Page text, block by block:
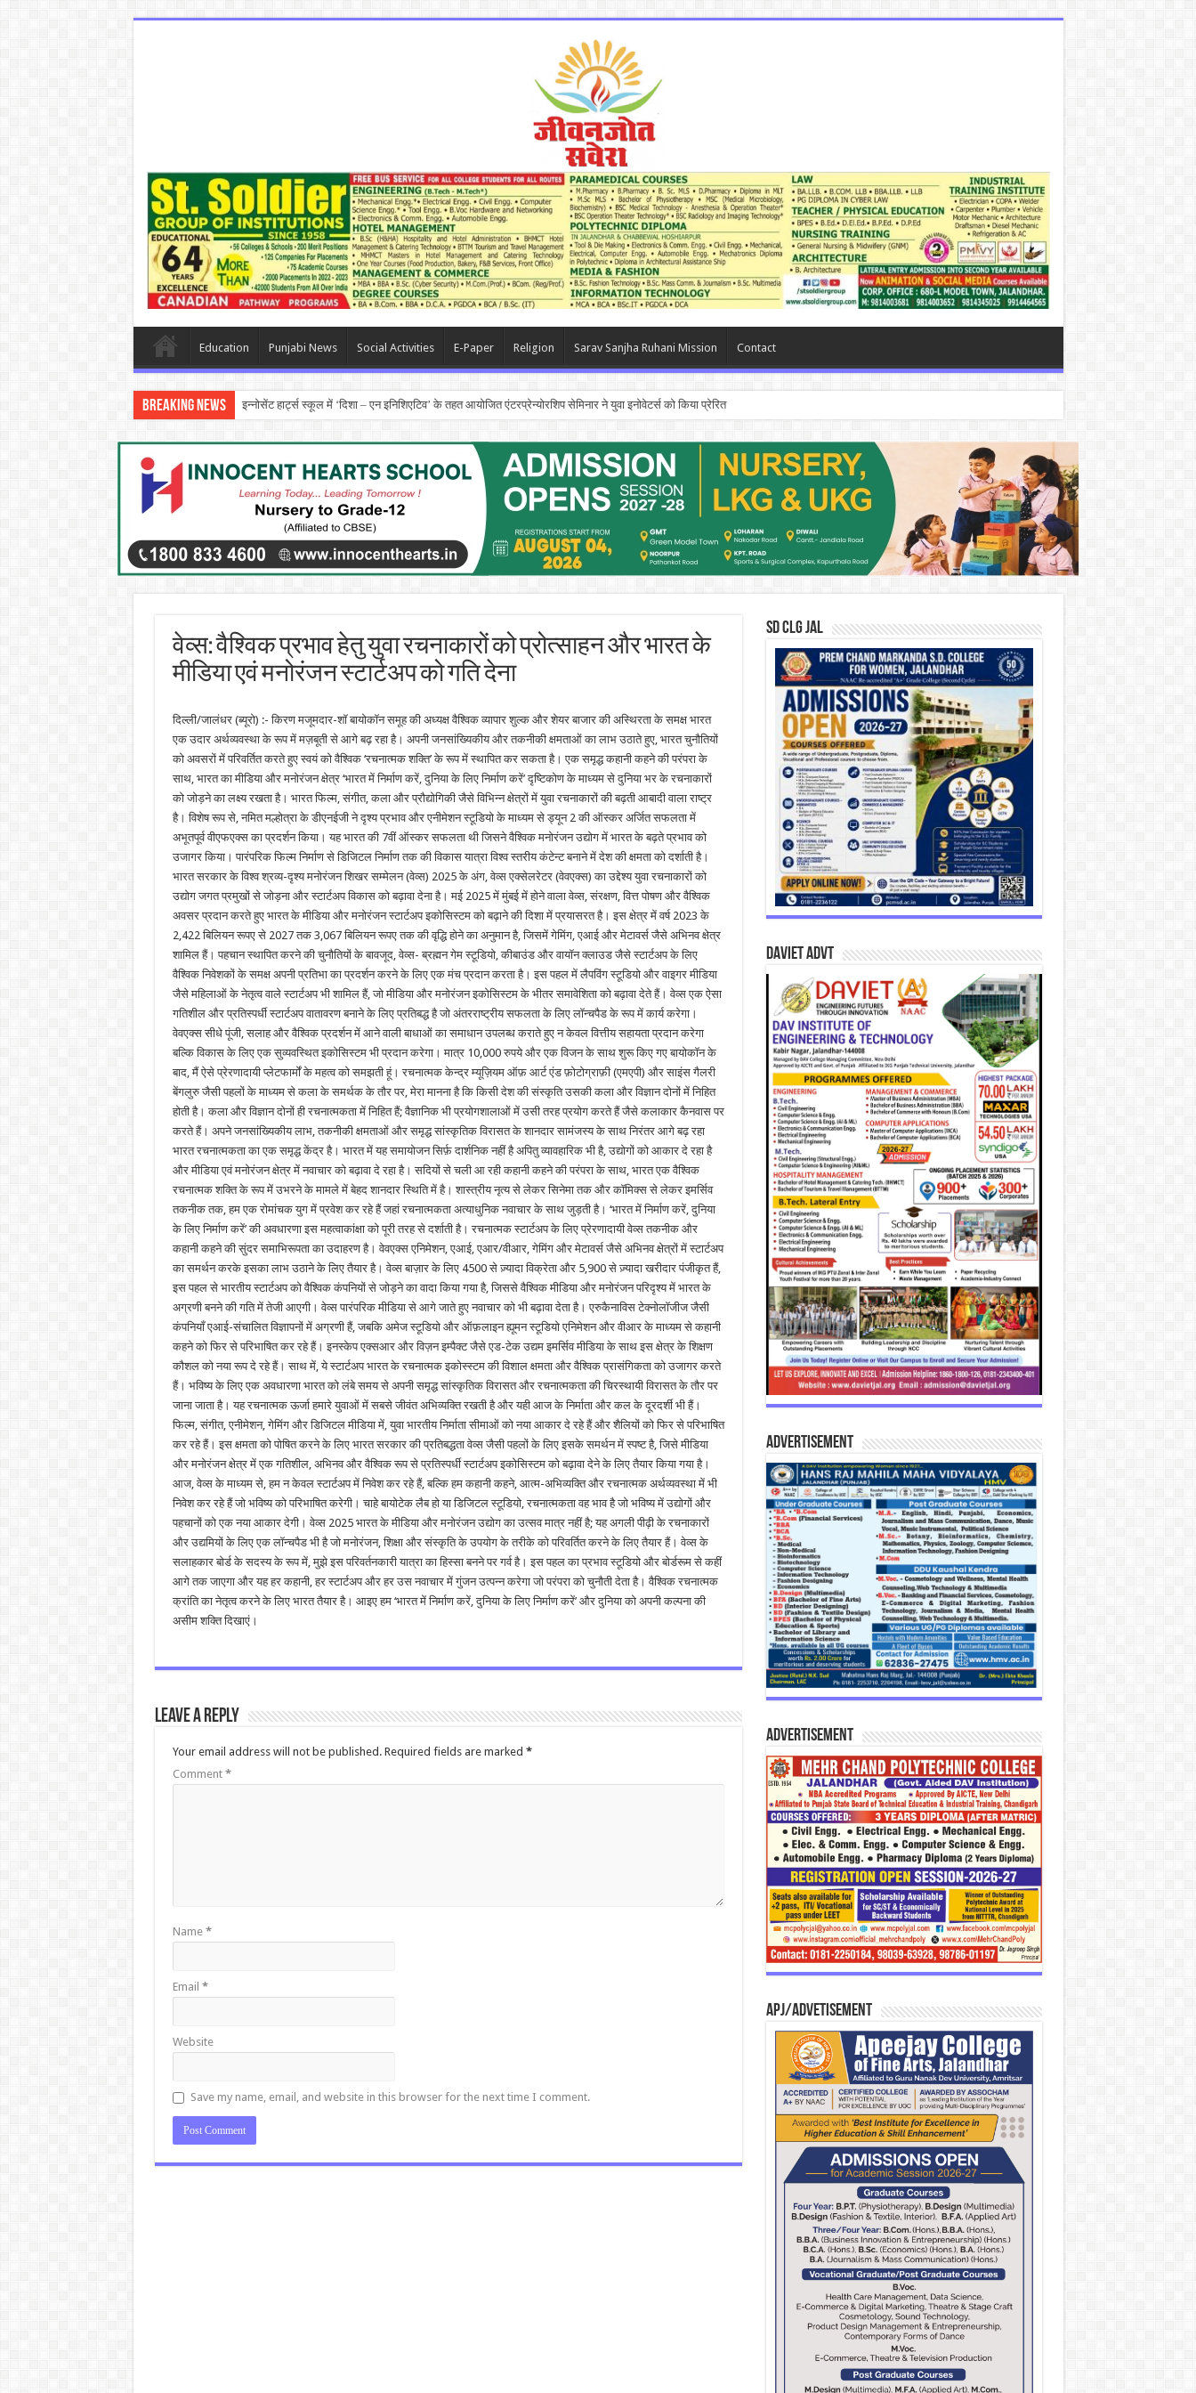
Education Punjabi News Social Activities E-Paper Religion Sarav Sanjha Ruhani Mission Contact
Breaking News इन्नोसेंट हार्ट्स स्कूल में ‘दिशा – एन इनिशिएटिव’ के तहत आयोजित एंटरप्रेन्योरशिप सेमिनार ने युवा इनोवेटर्स को किया प्रेरित
प्रो. (डॉ.) यादविंदर सिंह बराड़ ने आई.के. गुजराल पंजाब टेक्निकल यूनिवर्सिटी के वाइस-चांसलर का पदभार संभाला
वेव्स: वैश्विक प्रभाव हेतु युवा रचनाकारों को प्रोत्साहन और भारत के
मीडिया एवं मनोरंजन स्टार्टअप को गति देना
दिल्ली/जालंधर (ब्यूरो) :- किरण मजूमदार-शॉ बायोकॉन समूह की अध्यक्ष वैश्विक व्यापार शुल्क और शेयर बाजार की अस्थिरता के समक्ष भारत
एक उदार अर्थव्यवस्था के रूप में मज़बूती से आगे बढ़ रहा है। अपनी जनसांख्यिकीय और तकनीकी क्षमताओं का लाभ उठाते हुए, भारत चुनौतियों
को अवसरों में परिवर्तित करते हुए स्वयं को वैश्विक ‘रचनात्मक शक्ति’ के रूप में स्थापित कर सकता है। एक समृद्ध कहानी कहने की परंपरा के
साथ, भारत का मीडिया और मनोरंजन क्षेत्र ‘भारत में निर्माण करें, दुनिया के लिए निर्माण करें’ दृष्टिकोण के माध्यम से दुनिया भर के रचनाकारों
को जोड़ने का लक्ष्य रखता है। भारत फिल्म, संगीत, कला और प्रौद्योगिकी जैसे विभिन्न क्षेत्रों में युवा रचनाकारों की बढ़ती आबादी वाला राष्ट्र
है। विशेष रूप से, नमित मल्होत्रा के डीएनईजी ने दृश्य प्रभाव और एनीमेशन स्टूडियो के माध्यम से ड्यून 2 की ऑस्कर अर्जित सफलता में
अभूतपूर्व वीएफएक्स का प्रदर्शन किया। यह भारत की 7वीं ऑस्कर सफलता थी जिसने वैश्विक मनोरंजन उद्योग में भारत के बढ़ते प्रभाव को
उजागर किया। पारंपरिक फिल्म निर्माण से डिजिटल निर्माण तक की विकास यात्रा विश्व स्तरीय कंटेन्ट बनाने में देश की क्षमता को दर्शाती है।
भारत सरकार के विश्व श्रव्य-दृश्य मनोरंजन शिखर सम्मेलन (वेव्स) 2025 के अंग, वेव्स एक्सेलरेटर (वेवएक्स) का उद्देश्य युवा रचनाकारों को
उद्योग जगत प्रमुखों से जोड़ना और स्टार्टअप विकास को बढ़ावा देना है। मई 2025 में मुंबई में होने वाला वेव्स, संरक्षण, वित्त पोषण और वैश्विक
अवसर प्रदान करते हुए भारत के मीडिया और मनोरंजन स्टार्टअप इकोसिस्टम को बढ़ाने की दिशा में प्रयासरत है। इस क्षेत्र में वर्ष 2023 के
2,422 बिलियन रूपए से 2027 तक 3,067 बिलियन रूपए तक की वृद्धि होने का अनुमान है, जिसमें गेमिंग, एआई और मेटावर्स जैसे अभिनव क्षेत्र
शामिल हैं। पहचान स्थापित करने की चुनौतियों के बावजूद, वेव्स- ब्रह्मन गेम स्टूडियो, कीबाउंड और वायॉन क्लाउड जैसे स्टार्टअप के लिए
वैश्विक निवेशकों के समक्ष अपनी प्रतिभा का प्रदर्शन करने के लिए एक मंच प्रदान करता है। इस पहल में लैपविंग स्टूडियो और वाइगर मीडिया
जैसे महिलाओं के नेतृत्व वाले स्टार्टअप भी शामिल हैं, जो मीडिया और मनोरंजन इकोसिस्टम के भीतर समावेशिता को बढ़ावा देते हैं। वेव्स एक ऐसा
गतिशील और प्रतिस्पर्धी स्टार्टअप वातावरण बनाने के लिए प्रतिबद्ध है जो अंतरराष्ट्रीय सफलता के लिए लॉन्चपैड के रूप में कार्य करेगा।
वेवएक्स सीधे पूंजी, सलाह और वैश्विक प्रदर्शन में आने वाली बाधाओं का समाधान उपलब्ध कराते हुए न केवल वित्तीय सहायता प्रदान करेगा
बल्कि विकास के लिए एक सुव्यवस्थित इकोसिस्टम भी प्रदान करेगा। मात्र 10,000 रुपये और एक विजन के साथ शुरू किए गए बायोकॉन के
बाद, मैं ऐसे प्रेरणादायी प्लेटफार्मों के महत्व को समझती हूं। रचनात्मक केन्द्र म्यूज़ियम ऑफ़ आर्ट एंड फ़ोटोग्राफ़ी (एमएपी) और साइंस गैलरी
बेंगलुरु जैसी पहलों के माध्यम से कला के समर्थक के तौर पर, मेरा मानना है कि किसी देश की संस्कृति उसकी कला और विज्ञान दोनों में निहित
होती है। कला और विज्ञान दोनों ही रचनात्मकता में निहित हैं; वैज्ञानिक भी प्रयोगशालाओं में उसी तरह प्रयोग करते हैं जैसे कलाकार कैनवास पर
करते हैं। अपने जनसांख्यिकीय लाभ, तकनीकी क्षमताओं और समृद्ध सांस्कृतिक विरासत के शानदार सामंजस्य के साथ निरंतर आगे बढ़ रहा
भारत रचनात्मकता का एक समृद्ध केंद्र है। भारत में यह समायोजन सिर्फ़ दार्शनिक नहीं है अपितु व्यावहारिक भी है, उद्योगों को आकार दे रहा है
और मीडिया एवं मनोरंजन क्षेत्र में नवाचार को बढ़ावा दे रहा है। सदियों से चली आ रही कहानी कहने की परंपरा के साथ, भारत एक वैश्विक
रचनात्मक शक्ति के रूप में उभरने के मामले में बेहद शानदार स्थिति में है। शास्त्रीय नृत्य से लेकर सिनेमा तक और कॉमिक्स से लेकर इमर्सिव
तकनीक तक, हम एक रोमांचक युग में प्रवेश कर रहे हैं जहां रचनात्मकता अत्याधुनिक नवाचार के साथ जुड़ती है। ‘भारत में निर्माण करें, दुनिया
के लिए निर्माण करें’ की अवधारणा इस महत्वाकांक्षा को पूरी तरह से दर्शाती है। रचनात्मक स्टार्टअप के लिए प्रेरणादायी वेव्स तकनीक और
कहानी कहने की सुंदर समाभिरूपता का उदाहरण है। वेवएक्स एनिमेशन, एआई, एआर/वीआर, गेमिंग और मेटावर्स जैसे अभिनव क्षेत्रों में स्टार्टअप
का समर्थन करके इसका लाभ उठाने के लिए तैयार है। वेव्स बाज़ार के लिए 4500 से ज़्यादा विक्रेता और 5,900 से ज़्यादा खरीदार पंजीकृत हैं,
इस पहल से भारतीय स्टार्टअप को वैश्विक कंपनियों से जोड़ने का वादा किया गया है, जिससे वैश्विक मीडिया और मनोरंजन परिदृश्य में भारत के
अग्रणी बनने की गति में तेजी आएगी। वेव्स पारंपरिक मीडिया से आगे जाते हुए नवाचार को भी बढ़ावा देता है। एरुकैनाविस टेक्नोलॉजीज जैसी
कंपनियाँ एआई-संचालित विज्ञापनों में अग्रणी हैं, जबकि अमेज स्टूडियो और ऑफ़लाइन ह्यूमन स्टूडियो एनिमेशन और वीआर के माध्यम से कहानी
कहने को फिर से परिभाषित कर रहे हैं। इनस्केप एक्सआर और विज़न इम्पैक्ट जैसे एड-टेक उद्यम इमर्सिव मीडिया के साथ इस क्षेत्र के शिक्षण
कौशल को नया रूप दे रहे हैं। साथ में, ये स्टार्टअप भारत के रचनात्मक इकोस्स्टम की विशाल क्षमता और वैश्विक प्रासंगिकता को उजागर करते
हैं। भविष्य के लिए एक अवधारणा भारत को लंबे समय से अपनी समृद्ध सांस्कृतिक विरासत और रचनात्मकता की चिरस्थायी विरासत के तौर पर
जाना जाता है। यह रचनात्मक ऊर्जा हमारे युवाओं में सबसे जीवंत अभिव्यक्ति रखती है और यही आज के निर्माता और कल के दूरदर्शी भी हैं।
फिल्म, संगीत, एनीमेशन, गेमिंग और डिजिटल मीडिया में, युवा भारतीय निर्माता सीमाओं को नया आकार दे रहे हैं और शैलियों को फिर से परिभाषित
कर रहे हैं। इस क्षमता को पोषित करने के लिए भारत सरकार की प्रतिबद्धता वेव्स जैसी पहलों के लिए इसके समर्थन में स्पष्ट है, जिसे मीडिया
और मनोरंजन क्षेत्र में एक गतिशील, अभिनव और वैश्विक रूप से प्रतिस्पर्धी स्टार्टअप इकोसिस्टम को बढ़ावा देने के लिए तैयार किया गया है।
आज, वेव्स के माध्यम से, हम न केवल स्टार्टअप में निवेश कर रहे हैं, बल्कि हम कहानी कहने, आत्म-अभिव्यक्ति और रचनात्मक अर्थव्यवस्था में भी
निवेश कर रहे हैं जो भविष्य को परिभाषित करेगी। चाहे बायोटेक लैब हो या डिजिटल स्टूडियो, रचनात्मकता वह भाव है जो भविष्य में उद्योगों और
पहचानों को एक नया आकार देगी। वेव्स 2025 भारत के मीडिया और मनोरंजन उद्योग का उत्सव मात्र नहीं है; यह अगली पीढ़ी के रचनाकारों
और उद्यमियों के लिए एक लॉन्चपैड भी है जो मनोरंजन, शिक्षा और संस्कृति के उपयोग के तरीके को परिवर्तित करने के लिए तैयार हैं। वेव्स के
सलाहकार बोर्ड के सदस्य के रूप में, मुझे इस परिवर्तनकारी यात्रा का हिस्सा बनने पर गर्व है। इस पहल का प्रभाव स्टूडियो और बोर्डरूम से कहीं
आगे तक जाएगा और यह हर कहानी, हर स्टार्टअप और हर उस नवाचार में गुंजन उत्पन्न करेगा जो परंपरा को चुनौती देता है। वैश्विक रचनात्मक
क्रांति का नेतृत्व करने के लिए भारत तैयार है। आइए हम ‘भारत में निर्माण करें, दुनिया के लिए निर्माण करें’ और दुनिया को अपनी कल्पना की
असीम शक्ति दिखाएं।
Leave a Reply
Your email address will not be published. Required fields are marked *
Comment *
Name *
Email *
Website
Save my name, email, and website in this browser for the next time I comment.
SD CLG JAL
DAVIET Advt
Advertisement
Advertisement
APJ/Advetisement